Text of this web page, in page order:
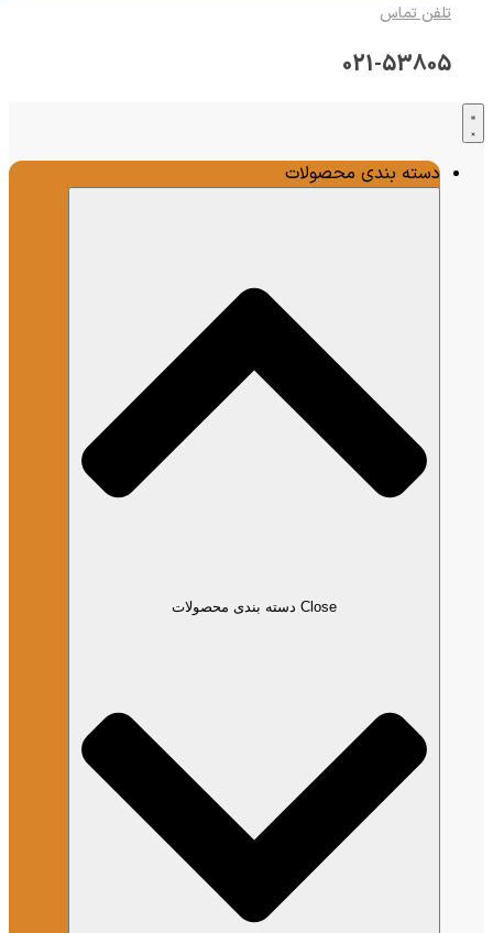
تلفن تماس
021-53805
دسته بندی محصولات
Close دسته بندی محصولات